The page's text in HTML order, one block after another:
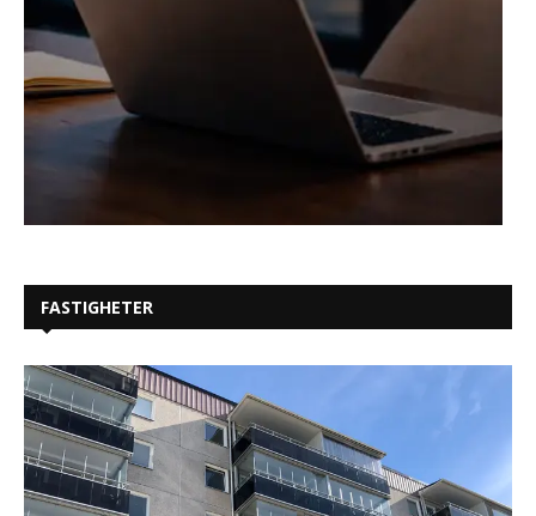
FASTIGHETER